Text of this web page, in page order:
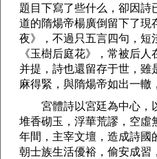
題目下寫了些什么，卻因詩
道的隋煬帝楊廣倒留下了現
夜》，不過只五言四句，短
《玉樹后庭花》，常被后人
并提，詩也還留存于世，雖
麻得緊，與隋煬帝如出一轍
宮體詩以宮廷為中心，以
堆香砌玉，浮華荒謬，空虛
年間，主宰文壇，造成詩國
朝士族生活優裕，偷安成習